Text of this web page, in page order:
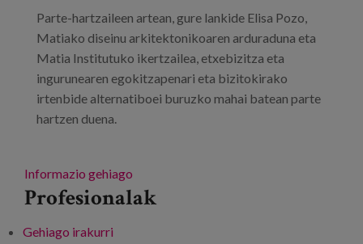
Parte-hartzaileen artean, gure lankide Elisa Pozo,
Matiako diseinu arkitektonikoaren arduraduna eta
Matia Institutuko ikertzailea, etxebizitza eta
ingurunearen egokitzapenari eta bizitokirako
irtenbide alternatiboei buruzko mahai batean parte
hartzen duena.
Informazio gehiago
Profesionalak
Gehiago irakurri